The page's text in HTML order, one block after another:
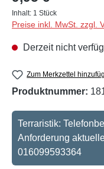
Inhalt: 1 Stück
Preise inkl. MwSt. zzgl.
Derzeit nicht
Zum Merkzettel
Produktnummer:
Terraristik:
Anforderung
016099593364